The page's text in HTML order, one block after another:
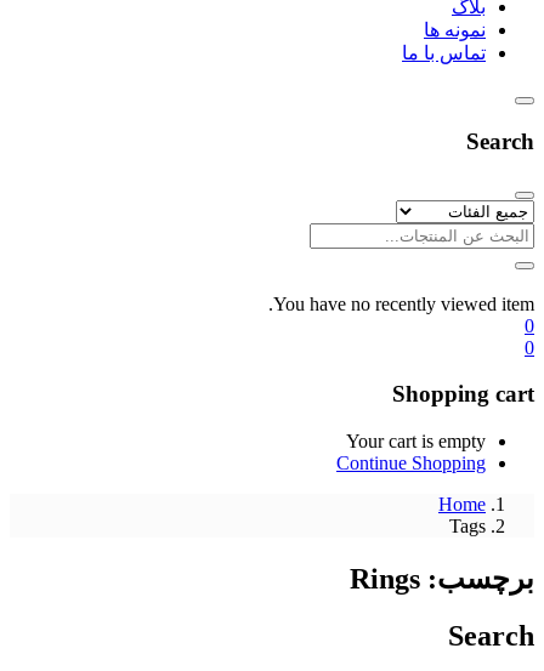
بلاگ
نمونه ها
تماس با ما
Search
You have no recently viewed item.
0
0
Shopping cart
Your cart is empty
Continue Shopping
Home
Tags
برچسب: Rings
Search